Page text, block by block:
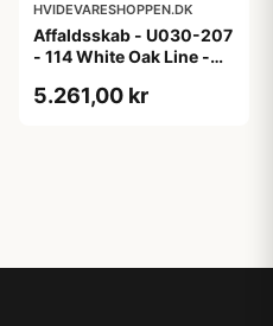
HVIDEVARESHOPPEN.DK
Affaldsskab - U030-207
- 114 White Oak Line -
5.261,00 kr